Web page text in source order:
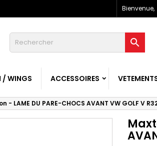
Bienvenue,

/ WINGS ACCESSOIRES
- LAME DU PARE-CHOCS AVANT VW GOLF V